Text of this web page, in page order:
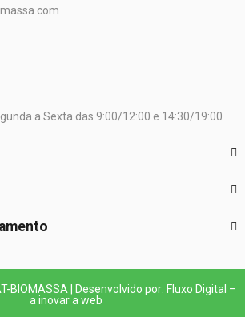
a Sexta das 9:00/12:00 e 14:30/19:00
BIOMASSA | Desenvolvido por: Fluxo Digital –
a inovar a web